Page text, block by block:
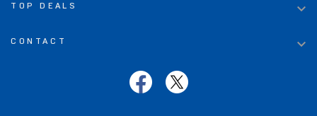
TOP DEALS 
CONTACT 